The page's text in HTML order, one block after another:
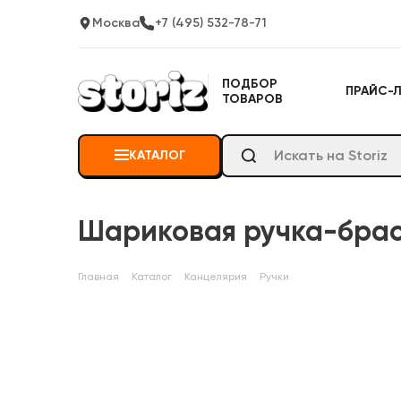
Москва +7 (495) 532-78-71
ПОДБОР
ТОВАРОВ
ПРАЙС-
КАТАЛОГ
Шариковая ручка-
Главная Каталог Канцелярия Ручки